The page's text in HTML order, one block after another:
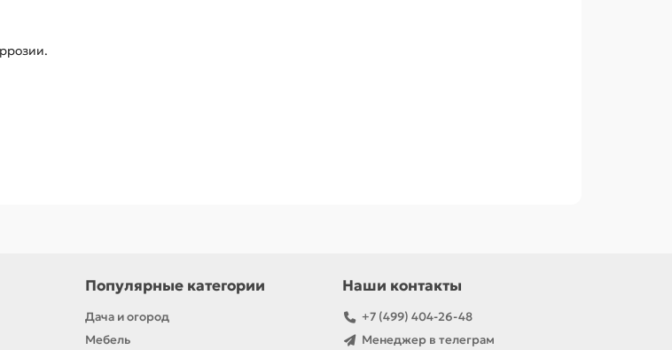
Популярные категории
Дача и огород
Мебель
Наши контакты
+7 (499) 404-26-48
Менеджер в телеграм